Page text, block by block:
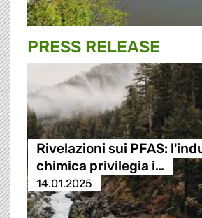
PRESS RELEASE
Rivelazioni sui PFAS:
chimica privilegia i…
14.01.2025